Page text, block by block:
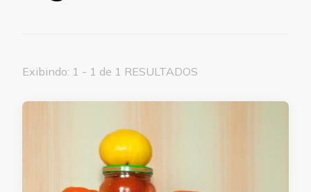
Exibindo: 1 - 1 de 1 RESULTADOS